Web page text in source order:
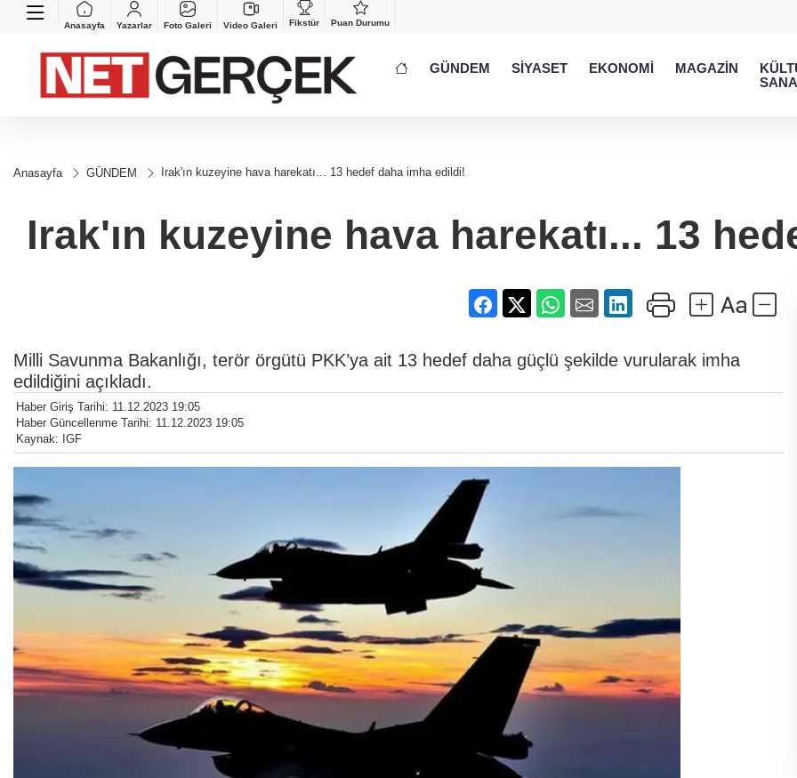
Anasayfa Yazarlar Foto Galeri Video Galeri Fikstür Puan Durumu
GÜNDEM SİYASET EKONOMİ MAGAZİN
Anasayfa GÜNDEM Irak'ın kuzeyine hava harekatı... 13 hedef daha imha edildi!
Irak'ın kuzeyine hava harekatı... 13
Milli Savunma Bakanlığı, terör örgütü PKK’ya ait 13 hedef daha güçlü şekilde vurularak imha
edildiğini açıkladı.
Haber Giriş Tarihi: 11.12.2023 19:05
Haber Güncellenme Tarihi: 11.12.2023 19:05
Kaynak: IGF